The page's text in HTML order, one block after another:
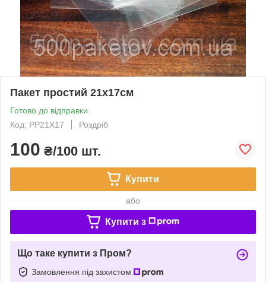
Пакет простий 21х17см
Готово до відправки
Код: PP21X17
Роздріб
100 ₴/100 шт.
Купити
або
Купити з
Що таке купити з Пром?
Замовлення під захистом